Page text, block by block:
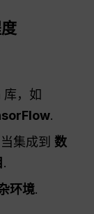
，如
.
当集成到数
.
环境.